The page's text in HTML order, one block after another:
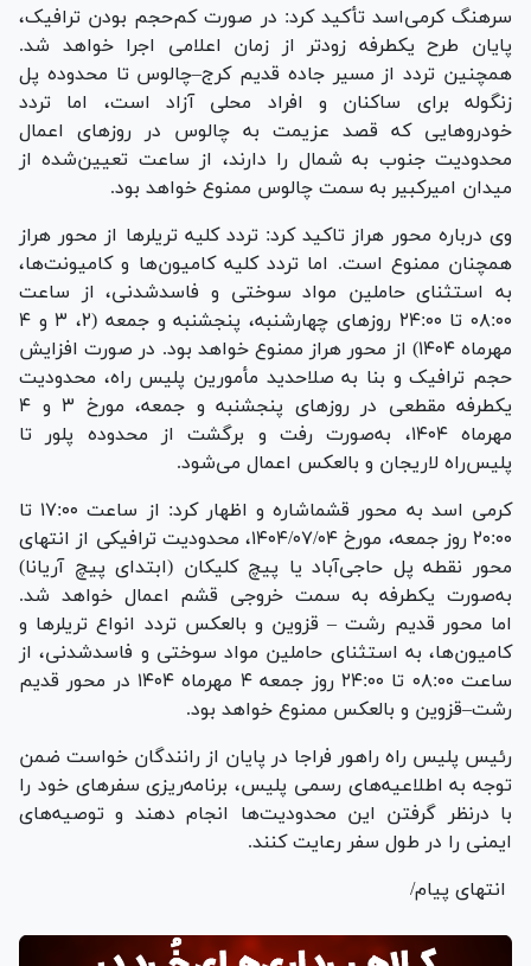
سرهنگ کرمی‌اسد تأکید کرد: در صورت کم‌حجم بودن ترافیک،
پایان طرح یکطرفه زودتر از زمان اعلامی اجرا خواهد شد.
همچنین تردد از مسیر جاده قدیم کرج–چالوس تا محدوده پل
زنگوله برای ساکنان و افراد محلی آزاد است، اما تردد
خودرو‌هایی که قصد عزیمت به چالوس در روز‌های اعمال
محدودیت جنوب به شمال را دارند، از ساعت تعیین‌شده از
میدان امیرکبیر به سمت چالوس ممنوع خواهد بود.
وی درباره محور هراز تاکید کرد: تردد کلیه تریلر‌ها از محور هراز
همچنان ممنوع است. اما تردد کلیه کامیون‌ها و کامیونت‌ها،
به استثنای حاملین مواد سوختی و فاسدشدنی، از ساعت
۰۸:۰۰ تا ۲۴:۰۰ روز‌های چهارشنبه، پنجشنبه و جمعه (۲، ۳ و ۴
مهرماه ۱۴۰۴) از محور هراز ممنوع خواهد بود. در صورت افزایش
حجم ترافیک و بنا به صلاحدید مأمورین پلیس راه، محدودیت
یکطرفه مقطعی در روز‌های پنجشنبه و جمعه، مورخ ۳ و ۴
مهرماه ۱۴۰۴، به‌صورت رفت و برگشت از محدوده پلور تا
پلیس‌راه لاریجان و بالعکس اعمال می‌شود.
کرمی اسد به محور قشماشاره و اظهار کرد: از ساعت ۱۷:۰۰ تا
۲۰:۰۰ روز جمعه، مورخ ۱۴۰۴/۰۷/۰۴، محدودیت ترافیکی از انتهای
محور نقطه پل حاجی‌آباد یا پیچ کلیکان (ابتدای پیچ آریانا)
به‌صورت یکطرفه به سمت خروجی قشم اعمال خواهد شد.
اما محور قدیم رشت – قزوین و بالعکس تردد انواع تریلر‌ها و
کامیون‌ها، به استثنای حاملین مواد سوختی و فاسدشدنی، از
ساعت ۰۸:۰۰ تا ۲۴:۰۰ روز جمعه ۴ مهرماه ۱۴۰۴ در محور قدیم
رشت–قزوین و بالعکس ممنوع خواهد بود.
رئیس پلیس راه راهور فراجا در پایان از رانندگان خواست ضمن
توجه به اطلاعیه‌های رسمی پلیس، برنامه‌ریزی سفر‌های خود را
با درنظر گرفتن این محدودیت‌ها انجام دهند و توصیه‌های
ایمنی را در طول سفر رعایت کنند.
انتهای پیام/